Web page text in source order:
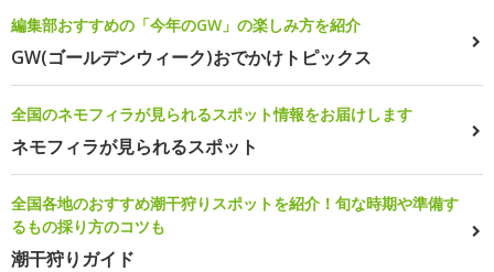
編集部おすすめの「今年のGW」の楽しみ方を紹介
GW(ゴールデンウィーク)おでかけトピックス
全国のネモフィラが見られるスポット情報をお届けします
ネモフィラが見られるスポット
全国各地のおすすめ潮干狩りスポットを紹介！旬な時期や準備す
るもの採り方のコツも
潮干狩りガイド